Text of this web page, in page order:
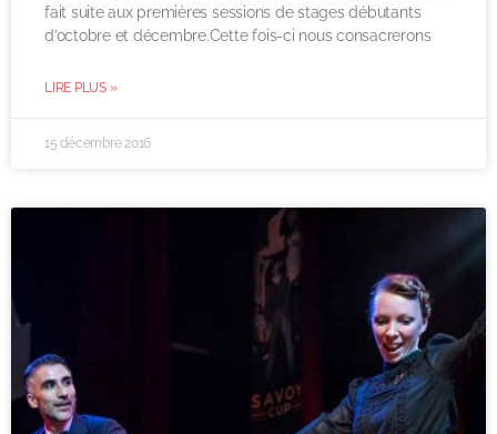
fait suite aux premières sessions de stages débutants
d’octobre et décembre.Cette fois-ci nous consacrerons
LIRE PLUS »
15 décembre 2016